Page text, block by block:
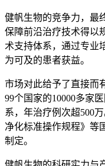
健帆生物的竞争力，最
保障前沿治疗技术得以
术支持体系，通过专业
为可及的患者获益。
市场对此给予了直接而
99个国家的10000多家
系，年治疗例次超500
净化标准操作规程》等
制定。